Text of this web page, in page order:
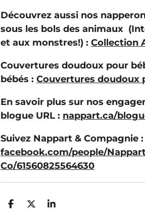
Découvrez aussi nos
sous les bols des animaux
et aux monstres!) : Collection
Couvertures doudoux pour
bébés : Couvertures doudoux
En savoir plus sur nos
blogue URL : nappart.ca/
Suivez Nappart & Compagnie :
facebook.com/people/
Co/61560825564630
P
P
P